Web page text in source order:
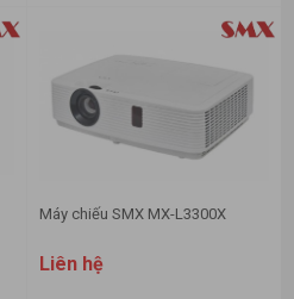
Máy chiếu SMX MX-L3300X
Liên hệ